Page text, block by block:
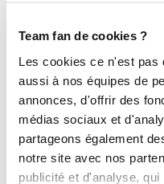
Team fan de cookies ?
Les cookies ce n'est
aussi à nos équipes de
annonces, d'offrir des
médias sociaux et
partageons également
notre site avec nos
publicité et d'analyse,